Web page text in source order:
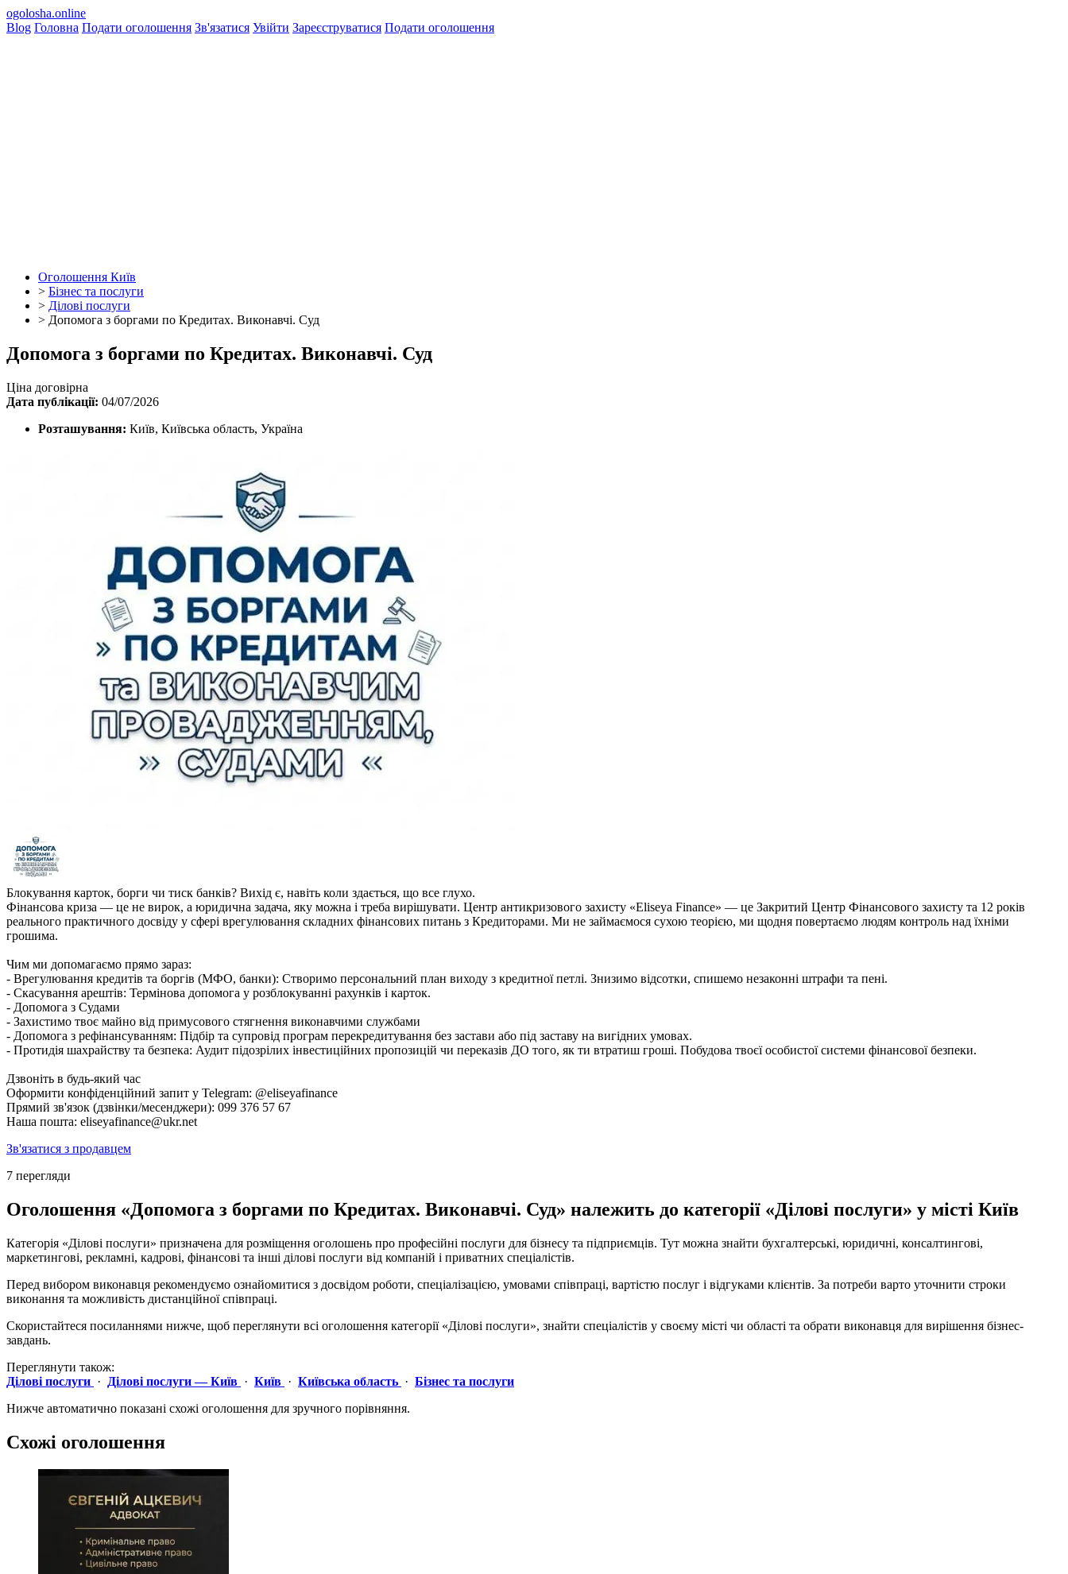
ogolosha.online
Blog Головна Подати оголошення Зв'язатися Увійти Зареєструватися Подати оголошення
Оголошення Київ
> Бізнес та послуги
> Ділові послуги
> Допомога з боргами по Кредитах. Виконавчі. Суд
Допомога з боргами по Кредитах. Виконавчі. Суд
Ціна договірна
Дата публікації: 04/07/2026
Розташування: Київ, Київська область, Україна
Блокування карток, борги чи тиск банків? Вихід є, навіть коли здається, що все глухо.
Фінансова криза — це не вирок, а юридична задача, яку можна і треба вирішувати. Центр антикризового захисту «Eliseya Finance» — це Закритий Центр Фінансового захисту та 12 років
реального практичного досвіду у сфері врегулювання складних фінансових питань з Кредиторами. Ми не займаємося сухою теорією, ми щодня повертаємо людям контроль над їхніми
грошима.
Чим ми допомагаємо прямо зараз:
- Врегулювання кредитів та боргів (МФО, банки): Створимо персональний план виходу з кредитної петлі. Знизимо відсотки, спишемо незаконні штрафи та пені.
- Скасування арештів: Термінова допомога у розблокуванні рахунків і карток.
- Допомога з Судами
- Захистимо твоє майно від примусового стягнення виконавчими службами
- Допомога з рефінансуванням: Підбір та супровід програм перекредитування без застави або під заставу на вигідних умовах.
- Протидія шахрайству та безпека: Аудит підозрілих інвестиційних пропозицій чи переказів ДО того, як ти втратиш гроші. Побудова твоєї особистої системи фінансової безпеки.
Дзвоніть в будь-який час
Оформити конфіденційний запит у Telegram: @eliseyafinance
Прямий зв'язок (дзвінки/месенджери): 099 376 57 67
Наша пошта: eliseyafinance@ukr.net
Зв'язатися з продавцем
7 перегляди
Оголошення «Допомога з боргами по Кредитах. Виконавчі. Суд» належить до категорії «Ділові послуги» у місті Київ
Категорія «Ділові послуги» призначена для розміщення оголошень про професійні послуги для бізнесу та підприємців. Тут можна знайти бухгалтерські, юридичні, консалтингові,
маркетингові, рекламні, кадрові, фінансові та інші ділові послуги від компаній і приватних спеціалістів.
Перед вибором виконавця рекомендуємо ознайомитися з досвідом роботи, спеціалізацією, умовами співпраці, вартістю послуг і відгуками клієнтів. За потреби варто уточнити строки
виконання та можливість дистанційної співпраці.
Скористайтеся посиланнями нижче, щоб переглянути всі оголошення категорії «Ділові послуги», знайти спеціалістів у своєму місті чи області та обрати виконавця для вирішення бізнес-
завдань.
Переглянути також:
Ділові послуги · Ділові послуги — Київ · Київ · Київська область · Бізнес та послуги
Нижче автоматично показані схожі оголошення для зручного порівняння.
Схожі оголошення